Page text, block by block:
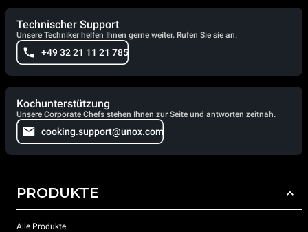
Technischer Support
Unsere Techniker helfen Ihnen gerne weiter. Rufen Sie sie an.
+49 32 21 11 21 785
Kochunterstützung
Unsere Corporate Chefs stehen Ihnen zur Seite und antworten zeitnah.
cooking.support@unox.com
PRODUKTE
Alle Produkte